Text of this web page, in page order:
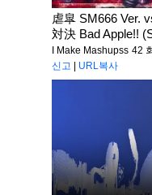
虐皐 SM666 Ver.
対決 Bad Apple!!
I Make Mashupss 42
신고
URL복사